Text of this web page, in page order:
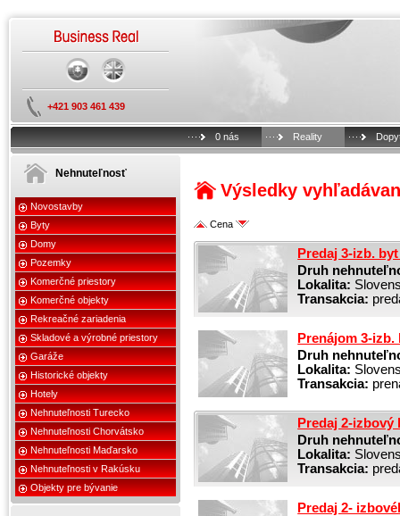
+421 903 461 439
0 nás Reality
Nehnuteľnosť
Novostavby
Byty
Domy
Pozemky
Komerčné priestory
Komerčné objekty
Rekreačné zariadenia
Skladové a výrobné priestory
Garáže
Historické objekty
Hotely
Nehnuteľnosti Turecko
Nehnuteľnosti Chorvátsko
Nehnuteľnosti Maďarsko
Nehnuteľnosti v Rakúsku
Objekty pre bývanie
Výsledky
Cena
Predaj 3-izb.
Druh
Lokalita:
Transakcia:
Prenájom 3-
Druh
Lokalita:
Transakcia:
Predaj 2-izbový
Druh
Lokalita:
Transakcia:
Predaj 2-